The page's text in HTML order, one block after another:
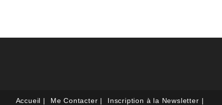
Accueil Me Contacter Inscription à la Newsletter